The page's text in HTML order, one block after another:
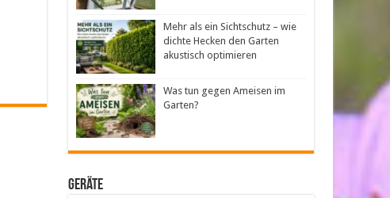
Mehr als ein Sichtschutz – wie
dichte Hecken den Garten
akustisch optimieren
Was tun gegen Ameisen im
Garten?
Geräte